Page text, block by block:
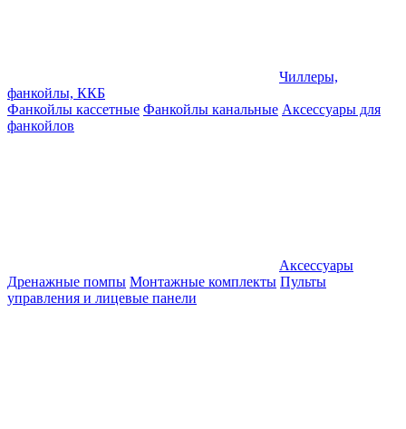
Чиллеры,
фанкойлы, ККБ
Фанкойлы кассетные Фанкойлы канальные Аксессуары для
фанкойлов
Аксессуары
Дренажные помпы Монтажные комплекты Пульты
управления и лицевые панели